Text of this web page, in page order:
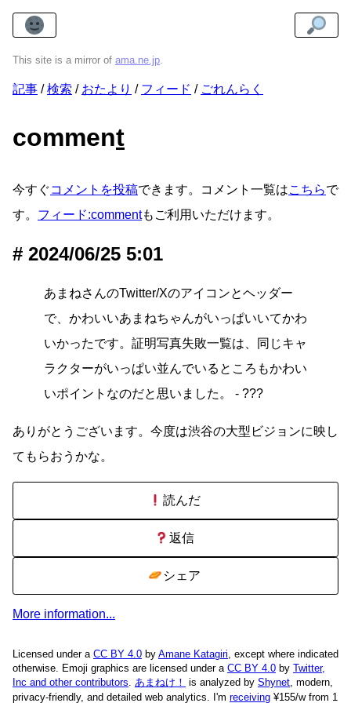
This site is a mirror of ama.ne.jp.
記事 検索 おたより フィード ごれんらく
comment
今すぐコメントを投稿できます。コメント一覧はこちらで
す。 フィード:commentもご利用いただけます。
2024/06/25 5:01
あまねさんのTwitter/Xのアイコンとヘッダー
で、かわいいあまねちゃんがいっぱいいてかわ
いかったです。証明写真失敗一覧は、同じキャ
ラクターがいっぱい並んでいるところもかわい
いポイントなのだと思いました。 - ???
ありがとうございます。今度は渋谷の大型ビジョンに映し
てもらおうかな。
読んだ
返信
シェア
More information...
Licensed under a CC BY 4.0 by Amane Katagiri, except where indicated
otherwise. Emoji graphics are licensed under a CC BY 4.0 by Twitter,
Inc and other contributors. あまねけ！ is analyzed by Shynet, modern,
privacy-friendly, and detailed web analytics. I'm receiving ¥155/w from 1